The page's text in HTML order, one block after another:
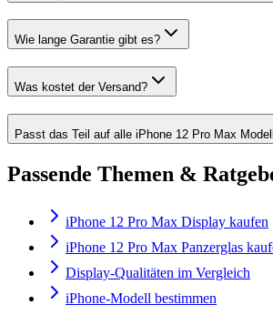
Wie lange Garantie gibt es?
Was kostet der Versand?
Passt das Teil auf alle iPhone 12 Pro Max
Passende Themen &
iPhone 12 Pro Max Display kaufen
iPhone 12 Pro Max Panzerglas
Display-Qualitäten im Vergleich
iPhone-Modell bestimmen